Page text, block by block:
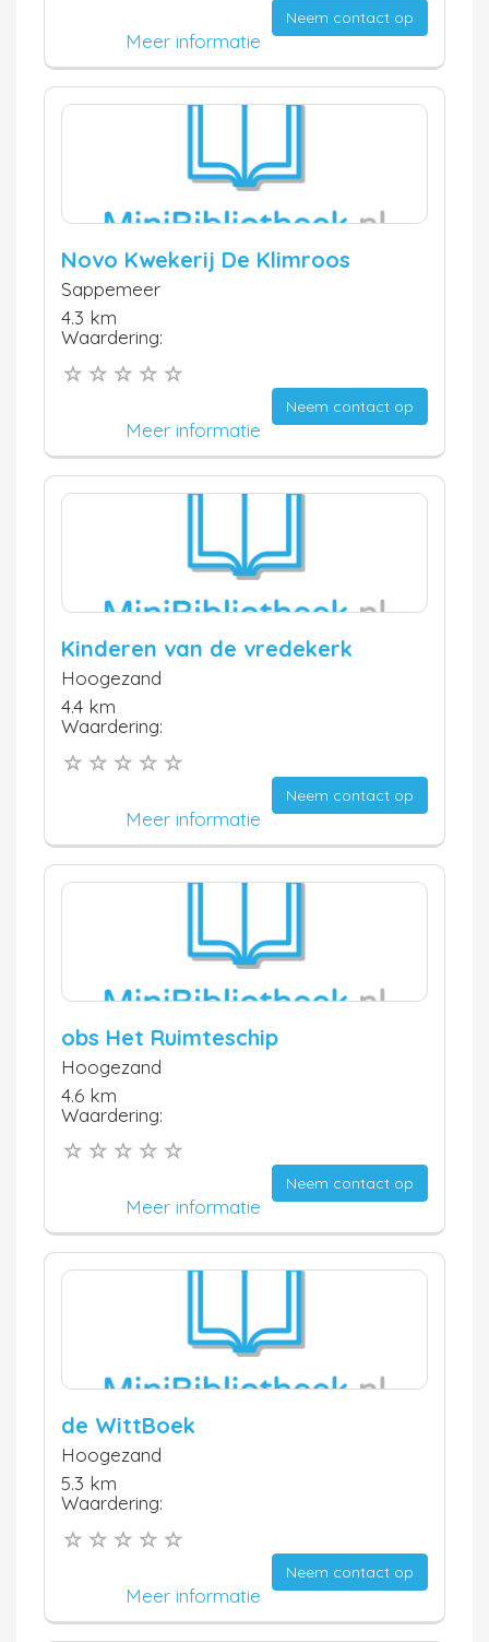
Neem contact op
Meer informatie
Novo Kwekerij De Klimroos
Sappemeer
4.3 km
Waardering:
Neem contact op
Meer informatie
Kinderen van de vredekerk
Hoogezand
4.4 km
Waardering:
Neem contact op
Meer informatie
obs Het Ruimteschip
Hoogezand
4.6 km
Waardering:
Neem contact op
Meer informatie
de WittBoek
Hoogezand
5.3 km
Waardering:
Neem contact op
Meer informatie